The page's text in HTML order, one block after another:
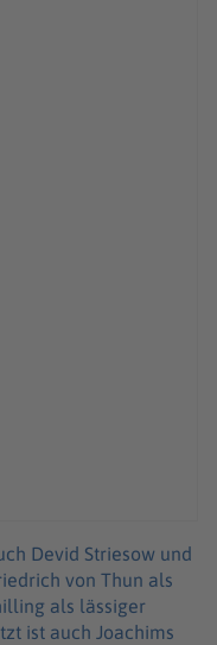
Devid Striesow und
von Thun als
als lässiger
ist auch Joachims